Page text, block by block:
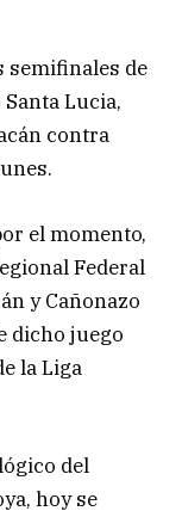
semifinales de
Lucia,
contra
el momento,
Federal
y Cañonazo
dicho juego
la Liga
del
hoy se